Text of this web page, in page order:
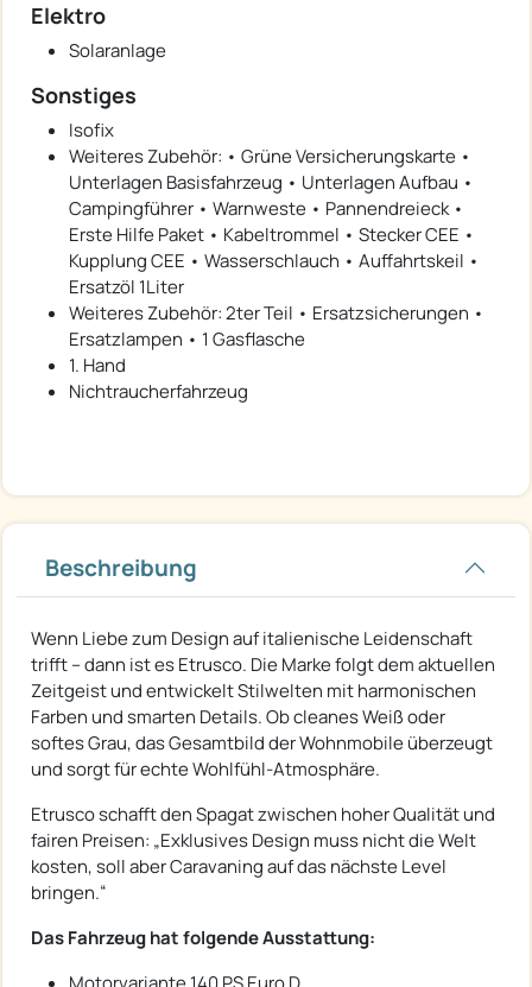
Elektro
Solaranlage
Sonstiges
Isofix
Weiteres Zubehör: • Grüne Versicherungskarte •
Unterlagen Basisfahrzeug • Unterlagen Aufbau •
Campingführer • Warnweste • Pannendreieck •
Erste Hilfe Paket • Kabeltrommel • Stecker CEE •
Kupplung CEE • Wasserschlauch • Auffahrtskeil •
Ersatzöl 1Liter
Weiteres Zubehör: 2ter Teil • Ersatzsicherungen •
Ersatzlampen • 1 Gasflasche
1. Hand
Nichtraucherfahrzeug
Beschreibung
Wenn Liebe zum Design auf italienische Leidenschaft
trifft – dann ist es Etrusco. Die Marke folgt dem aktuellen
Zeitgeist und entwickelt Stilwelten mit harmonischen
Farben und smarten Details. Ob cleanes Weiß oder
softes Grau, das Gesamtbild der Wohnmobile überzeugt
und sorgt für echte Wohlfühl-Atmosphäre.
Etrusco schafft den Spagat zwischen hoher Qualität und
fairen Preisen: „Exklusives Design muss nicht die Welt
kosten, soll aber Caravaning auf das nächste Level
bringen.“
Das Fahrzeug hat folgende Ausstattung: